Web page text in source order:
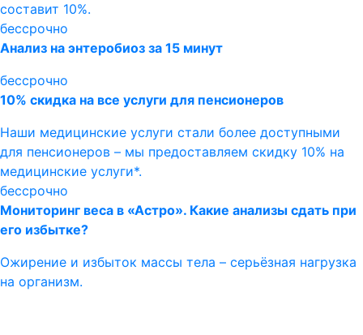
составит 10%.
бессрочно
Анализ на энтеробиоз за 15 минут
бессрочно
10% скидка на все услуги для пенсионеров
Наши медицинские услуги стали более доступными
для пенсионеров – мы предоставляем скидку 10% на
медицинские услуги*.
бессрочно
Мониторинг веса в «Астро». Какие анализы сдать при
его избытке?
Ожирение и избыток массы тела – серьёзная нагрузка
на организм.